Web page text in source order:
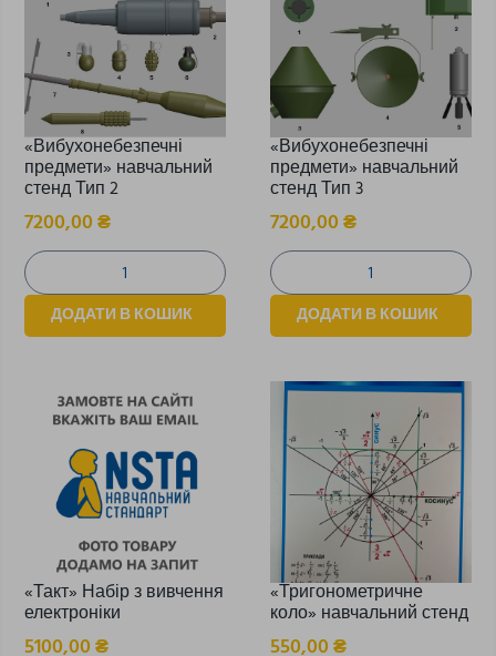
«Вибухонебезпечні
предмети» навчальний
стенд Тип 2
7200,00₴
ДОДАТИ В КОШИК
«Вибухонебезпечні
предмети» навчальний
стенд Тип 3
7200,00₴
ДОДАТИ В КОШИК
«Такт» Набір з вивчення
електроніки
5100,00₴
«Тригонометричне
коло» навчальний стенд
550,00₴